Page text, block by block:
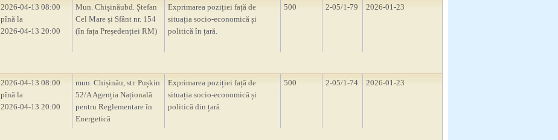
2026-04-13 08:00
pînă la
2026-04-13 20:00
Mun. Chișinăubd. Ștefan
Cel Mare și Sfânt nr. 154
(în fața Președenției RM)
Exprimarea poziției față de
situația socio-economică și
politică în țară.
500 2-05/1-79 2026-01-23
2026-04-13 08:00
pînă la
2026-04-13 20:00
mun. Chișinău, str. Pușkin
52/A Agenția Națională
pentru Reglementare în
Energetică
Exprimarea poziției față de
situația socio-economică și
politică din țară
500 2-05/1-74 2026-01-23